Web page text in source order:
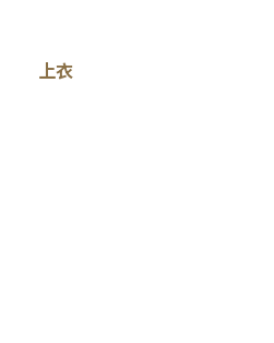
上衣